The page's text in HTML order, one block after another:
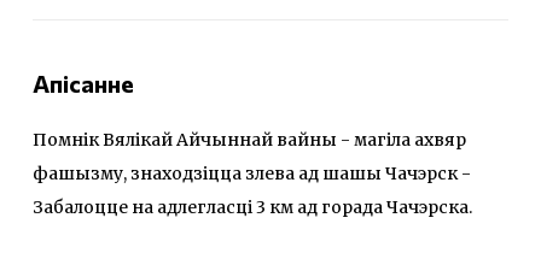
Апісанне
Помнік Вялікай Айчыннай вайны - магіла ахвяр
фашызму, знаходзіцца злева ад шашы Чачэрск -
Забалоцце на адлегласці 3 км ад горада Чачэрска.